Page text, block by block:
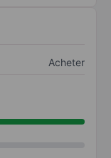
Acheter